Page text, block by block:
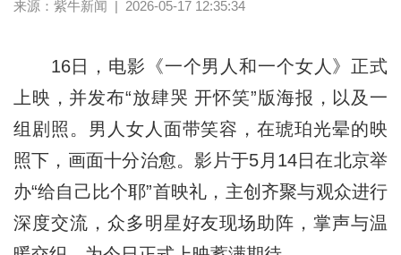
来源： 紫牛新闻 | 2026-05-17 12:35:34
16日，电影《一个男人和一个女人》正式
上映，并发布“放肆哭 开怀笑”版海报，以及一
组剧照。男人女人面带笑容，在琥珀光晕的映
照下，画面十分治愈。影片于5月14日在北京举
办“给自己比个耶”首映礼，主创齐聚与观众进行
深度交流，众多明星好友现场助阵，掌声与温